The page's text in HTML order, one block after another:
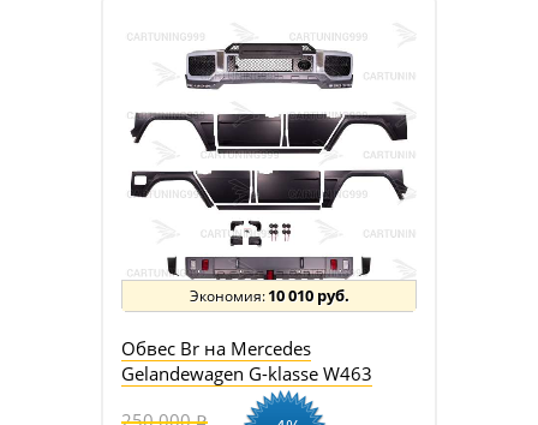
10 010 руб.
Обвес Br на Mercedes
Gelandewagen G-klasse W463
250 000